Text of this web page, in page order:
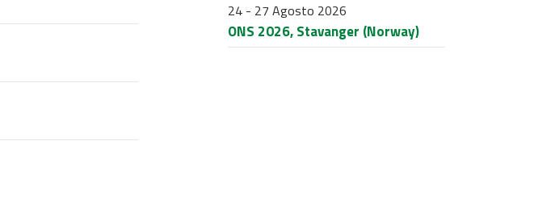
24 - 27 Agosto 2026
ONS 2026, Stavanger (Norway)